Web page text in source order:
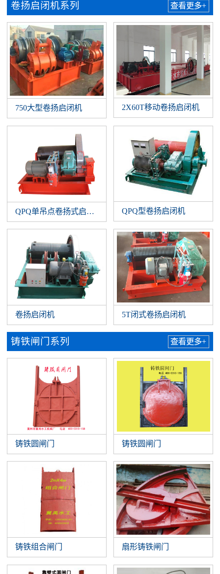
卷扬启闭机系列 查看更多+
750大型卷扬启闭机 2X60T移动卷扬启闭机
QPQ单吊点卷扬式启闭机 QPQ型卷扬启闭机
卷扬启闭机 5T闭式卷扬启闭机
铸铁闸门系列 查看更多+
铸铁圆闸门 铸铁圆闸门
铸铁组合闸门 扇形铸铁闸门